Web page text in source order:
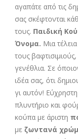
αγαπάτε από τις
σας σκέφτονται
τους. Παιδική
Όνομα. Μια
τους
γενέθλια. Σε
ιδέα σας, ότι
γι αυτόν!
πλυντήριο και
κούπα με άριστη
με ζωντανά